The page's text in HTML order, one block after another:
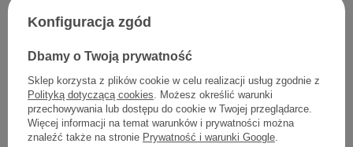
Filtrowanie
Konfiguracja zgód
Dbamy o Twoją prywatność
Sklep korzysta z plików cookie w celu realizacji usług zgodnie z
Polityką dotyczącą cookies. Możesz określić warunki
przechowywania lub dostępu do cookie w Twojej przeglądarce.
Więcej informacji na temat warunków i prywatności można
znaleźć także na stronie Prywatność i warunki Google.